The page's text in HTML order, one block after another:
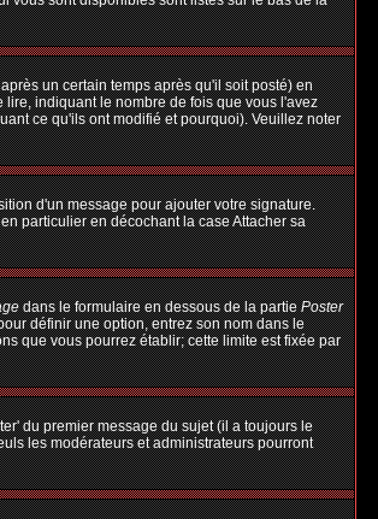
un certain temps après qu'il soit posté) en
indiquant le nombre de fois que vous l'avez
ce qu'ils ont modifié et pourquoi). Veuillez noter
d'un message pour ajouter votre signature.
particulier en décochant la case Attacher sa
dans le formulaire en dessous de la partiePoster
définir une option, entrez son nom dans le
que vous pourrez établir; cette limite est fixée par
du premier message du sujet (il a toujours le
les modérateurs et administrateurs pourront